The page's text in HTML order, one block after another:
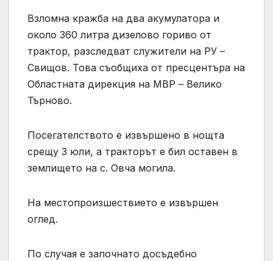
Взломна кражба на два акумулатора и
около 360 литра дизелово гориво от
трактор, разследват служители на РУ –
Свищов. Това съобщиха от пресцентъра на
Областната дирекция на МВР – Велико
Търново.
Посегателството е извършено в нощта
срещу 3 юли, а тракторът е бил оставен в
землището на с. Овча могила.
На местопроизшествието е извършен
оглед.
По случая е започнато досъдебно